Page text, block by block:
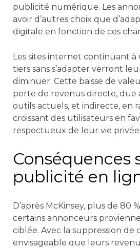
publicité numérique. Les
avoir d’autres choix que
digitale en fonction de ces
Les sites internet continuant à
tiers sans s’adapter verront
diminuer. Cette baisse de
perte de revenus directe, due
outils actuels, et indirecte, en
croissant des utilisateurs en
respectueux de leur vie privée.
Conséquences
publicité en
D’après McKinsey, plus de 80
certains annonceurs
ciblée. Avec la suppression de
envisageable que leurs